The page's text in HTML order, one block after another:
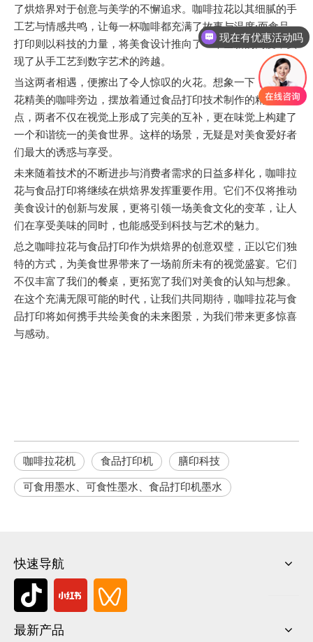
了烘焙界对于创意与美学的不懈追求。咖啡拉花以其细腻的手
工艺与情感共鸣，让每一杯咖啡都充满了故事与温度;而食品
打印则以科技的力量，将美食设计推向了一个全新的高度，实
现了从手工艺到数字艺术的跨越。
当这两者相遇，便擦出了令人惊叹的火花。想象一下，一杯拉
花精美的咖啡旁边，摆放着通过食品打印技术制作的精致甜
点，两者不仅在视觉上形成了完美的互补，更在味觉上构建了
一个和谐统一的美食世界。这样的场景，无疑是对美食爱好者
们最大的诱惑与享受。
未来随着技术的不断进步与消费者需求的日益多样化，咖啡拉
花与食品打印将继续在烘焙界发挥重要作用。它们不仅将推动
美食设计的创新与发展，更将引领一场美食文化的变革，让人
们在享受美味的同时，也能感受到科技与艺术的魅力。
总之咖啡拉花与食品打印作为烘焙界的创意双璧，正以它们独
特的方式，为美食世界带来了一场前所未有的视觉盛宴。它们
不仅丰富了我们的餐桌，更拓宽了我们对美食的认知与想象。
在这个充满无限可能的时代，让我们共同期待，咖啡拉花与食
品打印将如何携手共绘美食的未来图景，为我们带来更多惊喜
与感动。
咖啡拉花机 食品打印机 膳印科技
可食用墨水、可食性墨水、食品打印机墨水
快速导航
最新产品
现在有优惠活动吗